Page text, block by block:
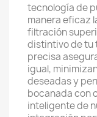
tecnología de
manera eficaz
filtración
distintivo de tu
precisa
igual,
deseadas y
bocanada con
inteligente de